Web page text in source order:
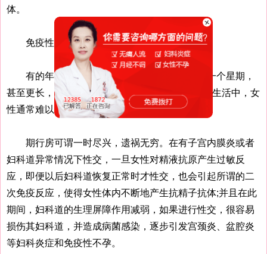
体。
免疫性不孕的危害：一 经期同房埋下不孕根
有的年轻男性觉得，妻子月经一来就是将近一个星期，
甚至更长，在此期间自己哪能忍得住欲望?而在性生活中，女
性通常难以拒绝男伴的要求。
期行房可谓一时尽兴，遗祸无穷。在有子宫内膜炎或者
妇科道异常情况下性交，一旦女性对精液抗原产生过敏反
应，即便以后妇科道恢复正常时才性交，也会引起所谓的二
次免疫反应，使得女性体内不断地产生抗精子抗体;并且在此
期间，妇科道的生理屏障作用减弱，如果进行性交，很容易
损伤其妇科道，并造成病菌感染，逐步引发宫颈炎、盆腔炎
等妇科炎症和免疫性不孕。